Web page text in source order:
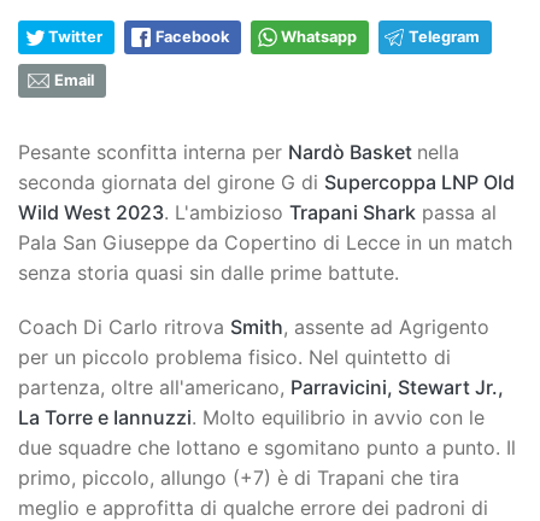
Twitter Facebook Whatsapp Telegram
Email
Pesante sconfitta interna per Nardò Basket nella
seconda giornata del girone G di Supercoppa LNP Old
Wild West 2023. L'ambizioso Trapani Shark passa al
Pala San Giuseppe da Copertino di Lecce in un match
senza storia quasi sin dalle prime battute.
Coach Di Carlo ritrova Smith, assente ad Agrigento
per un piccolo problema fisico. Nel quintetto di
partenza, oltre all'americano, Parravicini, Stewart Jr.,
La Torre e Iannuzzi. Molto equilibrio in avvio con le
due squadre che lottano e sgomitano punto a punto. Il
primo, piccolo, allungo (+7) è di Trapani che tira
meglio e approfitta di qualche errore dei padroni di